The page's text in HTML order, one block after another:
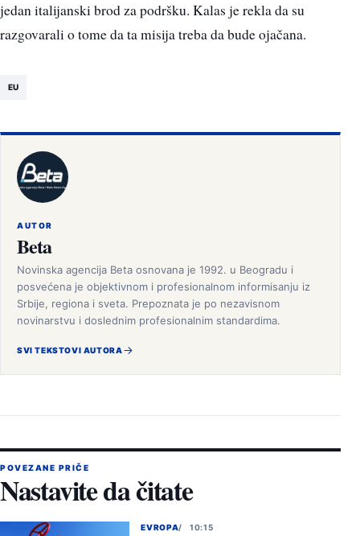
jedan italijanski brod za podršku. Kalas je rekla da su
razgovarali o tome da ta misija treba da bude ojačana.
EU
AUTOR
Beta
Novinska agencija Beta osnovana je 1992. u Beogradu i
posvećena je objektivnom i profesionalnom informisanju iz
Srbije, regiona i sveta. Prepoznata je po nezavisnom
novinarstvu i doslednim profesionalnim standardima.
SVI TEKSTOVI AUTORA
POVEZANE PRIČE
Nastavite da čitate
EVROPA 10:15